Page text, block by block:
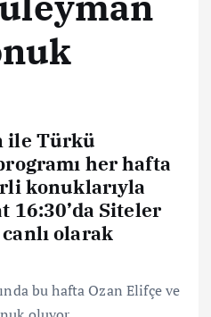
ile Türkü
her hafta
konuklarıyla
16:30’da Siteler
olarak
bu hafta Ozan Elifçe ve